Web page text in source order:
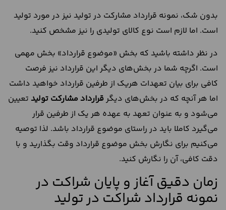
بدون شک، نمونه قرارداد مشارکت در تولید نیز در مورد تولید
است. اما لازم است نوع کالای تولیدی را نیز مشخص کنید.
در نظر داشته باشید که بخش «موضوع قرارداد» بخش مهمی
است. اگرچه شما در بخش‌های دیگر این قرارداد نیز فرصت
کافی برای بیان تعهدات هریک از طرفین قرارداد خواهید داشت
اما هر آنچه که در بخش‌های دیگر قرارداد مشارکت تولید تعیین
می‌شود و به عنوان تعهد به عهده هر یک از طرفین قرار
می‌گیرد کاملا باید در راستای موضوع قرارداد باشد. لذا توصیه
می‌کنیم برای نگارش بخش موضوع قرارداد وقت بگذارید و با
دقت کافی، آن را نگارش کنید.
زمان دقیق آغاز و پایان شراکت در
نمونه قرارداد شراکت در تولید